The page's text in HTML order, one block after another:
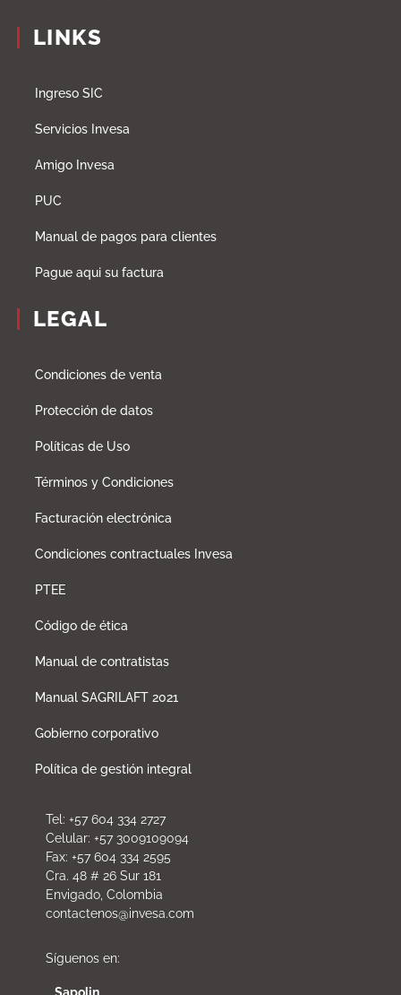
LINKS
Ingreso SIC
Servicios Invesa
Amigo Invesa
PUC
Manual de pagos para clientes
Pague aqui su factura
LEGAL
Condiciones de venta
Protección de datos
Políticas de Uso
Términos y Condiciones
Facturación electrónica
Condiciones contractuales Invesa
PTEE
Código de ética
Manual de contratistas
Manual SAGRILAFT 2021
Gobierno corporativo
Política de gestión integral
Tel: +57 604 334 2727
Celular: +57 3009109094
Fax: +57 604 334 2595
Cra. 48 # 26 Sur 181
Envigado, Colombia
contactenos@invesa.com
Síguenos en: